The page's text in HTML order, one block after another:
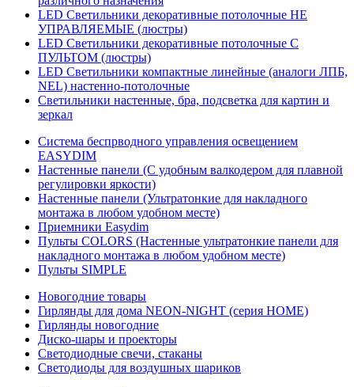
LED Светильники декоративные потолочные НЕ
УПРАВЛЯЕМЫЕ (люстры)
LED Светильники декоративные потолочные С
ПУЛЬТОМ (люстры)
LED Светильники компактные линейные (аналоги ЛПБ,
NEL) настенно-потолочные
Светильники настенные, бра, подсветка для картин и
зеркал
Система беспрводного управления освещением
EASYDIM
Настенные панели (С удобным валкодером для плавной
регулировки яркости)
Настенные панели (Ультратонкие для накладного
монтажа в любом удобном месте)
Приемники Easydim
Пульты COLORS (Настенные ультратонкие панели для
накладного монтажа в любом удобном месте)
Пульты SIMPLE
Новогодние товары
Гирлянды для дома NEON-NIGHT (серия HOME)
Гирлянды новогодние
Диско-шары и проекторы
Светодиодные свечи, стаканы
Светодиоды для воздушных шариков